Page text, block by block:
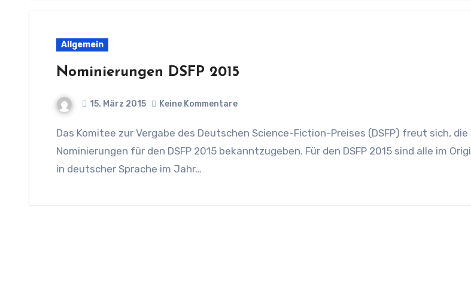
Allgemein
Nominierungen DSFP 2015
15. März 2015 Keine Kommentare
Das Komitee zur Vergabe des Deutschen Science-Fiction-Preises (DSFP) freut sich, die
Nominierungen für den DSFP 2015 bekanntzugeben. Für den DSFP 2015 sind alle im
in deutscher Sprache im Jahr…